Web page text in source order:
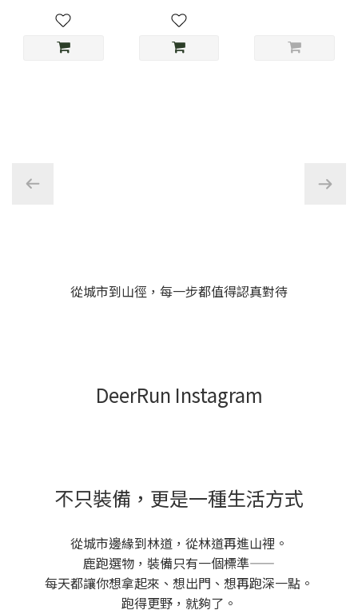
從城市到山徑，每一步都值得認真對待
DeerRun Instagram
不只裝備，更是一種生活方式
從城市邊緣到林道，從林道再進山裡。
鹿跑選物，裝備只有一個標準——
每天都讓你想拿起來、想出門、想再跑深一點。
跑得更野，就夠了。